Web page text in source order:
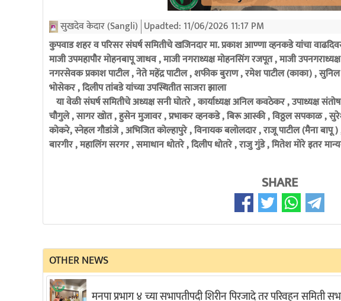
सुखदेव केदार (Sangli) Upadted: 11/06/2026 11:17 PM
कुपवाड शहर व परिसर संघर्ष समितीचे खजिनदार मा. प्रकाश आण्णा व्हनकडे यांचा
माजी उपमहापौर मोहनबापू जाधव , माजी नगराध्यक्ष मोहनसिंग रजपूत , माजी
नगरसेवक प्रकाश पाटील , नेते महेंद्र पाटील , शफीक बुराण , रमेश पाटील (काका) ,
भोसेकर , दिलीप तांबडे यांच्या उपस्थितीत साजरा झाला
या वेळी संघर्ष समितीचे अध्यक्ष सनी घोतरे , कार्याध्यक्ष अनिल कवठेकर , उपाध्यक्ष
चौगुले , सागर खोत , हुसेन मुजावर , प्रभाकर व्हनकडे , बिरू आस्की , विठ्ठल सपकाळ ,
कोकरे, स्नेहल गौडांजे , अभिजित कोल्हापुरे , विनायक बलोलदार , राजू पाटील (मैना बापू )
बारगीर , महालिंग सरगर , समाधान धोतरे , दिलीप धोतरे , राजु गुंडे , मितेश मोरे इतर
SHARE
OTHER NEWS
मनपा प्रभाग ४ च्या सभापतीपदी शिरीन पिरजादे तर परिवहन समिती